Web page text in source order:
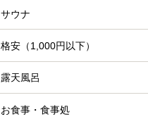
サウナ
格安（1,000円以下）
露天風呂
お食事・食事処